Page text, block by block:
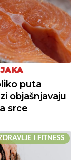
puta
objašnjavaju
srce
I FITNESS